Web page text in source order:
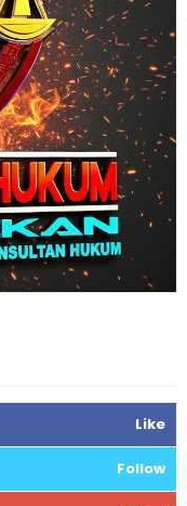
Like
Follow